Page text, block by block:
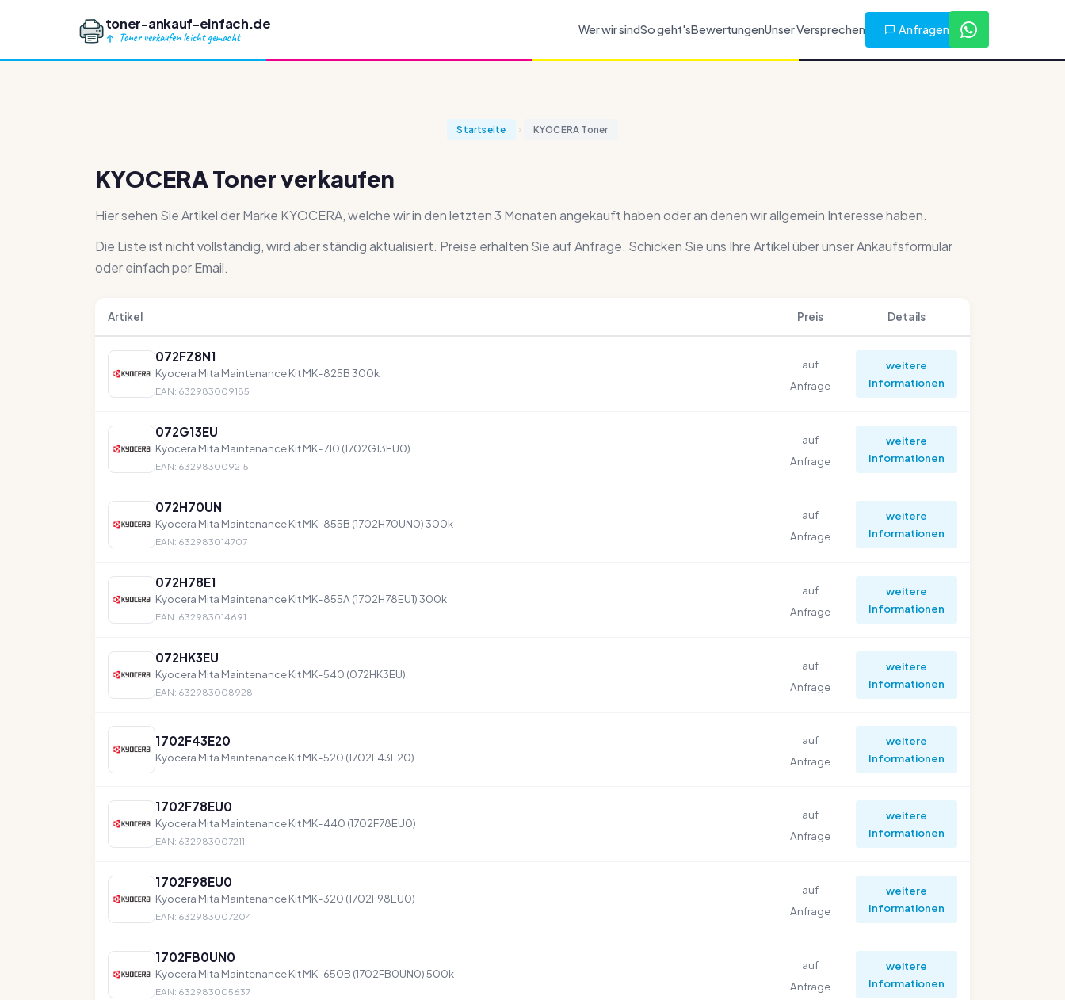
toner-ankauf-einfach.de
Toner verkaufen leicht gemacht
Wer wir sindSo geht'sBewertungenUnser Versprechen Anfragen
Startseite KYOCERA Toner
KYOCERA Toner verkaufen
Hier sehen Sie Artikel der Marke KYOCERA, welche wir in den letzten 3 Monaten angekauft haben oder an denen wir allgemein Interesse haben.
Die Liste ist nicht vollständig, wird aber ständig aktualisiert. Preise erhalten Sie auf Anfrage. Schicken Sie uns Ihre Artikel über unser Ankaufsformular
oder einfach per Email.
Artikel Preis Details
072FZ8N1
Kyocera Mita Maintenance Kit MK-825B 300k
EAN: 632983009185
auf
Anfrage
weitere
Informationen
072G13EU
Kyocera Mita Maintenance Kit MK-710 (1702G13EU0)
EAN: 632983009215
auf
Anfrage
weitere
Informationen
072H70UN
Kyocera Mita Maintenance Kit MK-855B (1702H70UN0) 300k
EAN: 632983014707
auf
Anfrage
weitere
Informationen
072H78E1
Kyocera Mita Maintenance Kit MK-855A (1702H78EU1) 300k
EAN: 632983014691
auf
Anfrage
weitere
Informationen
072HK3EU
Kyocera Mita Maintenance Kit MK-540 (072HK3EU)
EAN: 632983008928
auf
Anfrage
weitere
Informationen
1702F43E20
Kyocera Mita Maintenance Kit MK-520 (1702F43E20)
auf
Anfrage
weitere
Informationen
1702F78EU0
Kyocera Mita Maintenance Kit MK-440 (1702F78EU0)
EAN: 632983007211
auf
Anfrage
weitere
Informationen
1702F98EU0
Kyocera Mita Maintenance Kit MK-320 (1702F98EU0)
EAN: 632983007204
auf
Anfrage
weitere
Informationen
1702FB0UN0
Kyocera Mita Maintenance Kit MK-650B (1702FB0UN0) 500k
EAN: 632983005637
auf
Anfrage
weitere
Informationen